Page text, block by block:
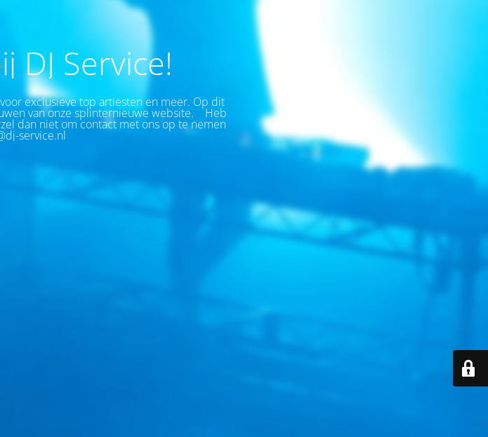
DJ Service!
exclusieve top artiesten en meer. Op dit
van onze splinternieuwe website. Heb
dan niet om contact met ons op te nemen
service.nl